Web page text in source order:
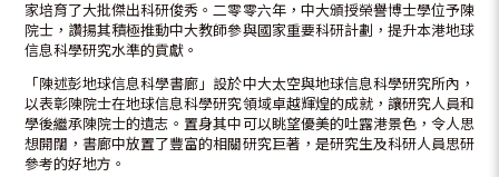
家培育了大批傑出科研俊秀。二零零六年，中大頒授榮譽博士學位予陳
院士，讚揚其積極推動中大教師參與國家重要科研計劃，提升本港地球
信息科學研究水準的貢獻。
「陳述彭地球信息科學書廊」設於中大太空與地球信息科學研究所內，
以表彰陳院士在地球信息科學研究領域卓越輝煌的成就，讓研究人員和
學後繼承陳院士的遺志。置身其中可以眺望優美的吐露港景色，令人思
想開闊，書廊中放置了豐富的相關研究巨著，是研究生及科研人員思研
參考的好地方。